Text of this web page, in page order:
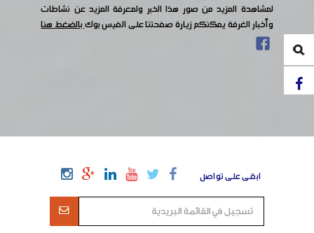
لمشاهدة المزيد من صور هذا الخبر ولمعرفة المزيد عن نشاطات
وأخبار الغرفة يمكنكم زيارة صفحتنا على الفيس بوكبالضغط هنا
ابقى على تواصل